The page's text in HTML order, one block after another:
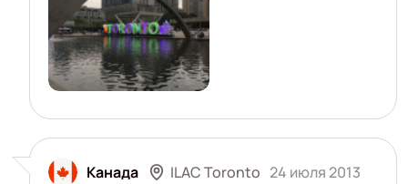
Канада ILAC Toronto 24 июля 2013